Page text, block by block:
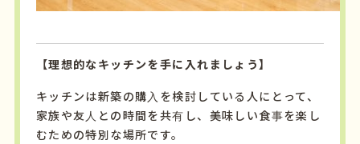
【理想的なキッチンを手に入れましょう】
キッチンは新築の購入を検討している人にとって、
家族や友人との時間を共有し、美味しい食事を楽し
むための特別な場所です。